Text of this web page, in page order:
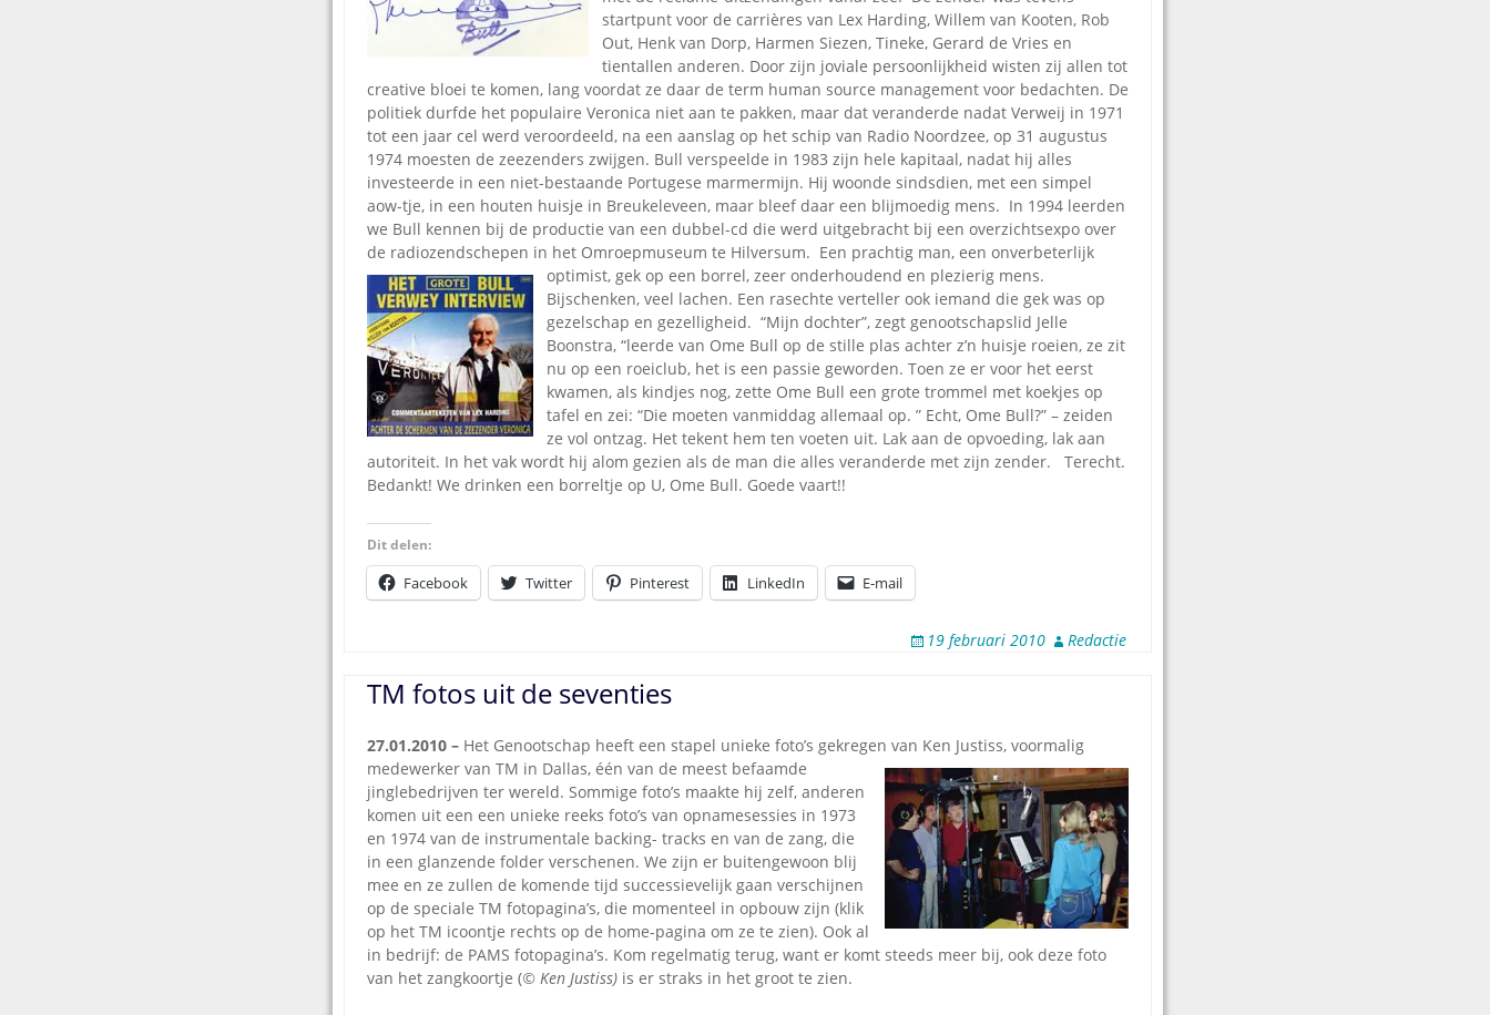
Omroepbanden
Stoomfluit Klaas
Vaak
Uitvinding
jinglecassette
startpunt voor de carrières van Lex Harding, Willem van Kooten, Rob
Out, Henk van Dorp, Harmen Siezen, Tineke, Gerard de Vries en
tientallen anderen. Door zijn joviale persoonlijkheid wisten zij allen tot
creative bloei te komen, lang voordat ze daar de term human source management voor bedachten. De
politiek durfde het populaire Veronica niet aan te pakken, maar dat veranderde nadat Verweij in 1971
tot een jaar cel werd veroordeeld, na een aanslag op het schip van Radio Noordzee, op 31 augustus
1974 moesten de zeezenders zwijgen. Bull verspeelde in 1983 zijn hele kapitaal, nadat hij alles
investeerde in een niet-bestaande Portugese marmermijn. Hij woonde sindsdien, met een simpel
aow-tje, in een houten huisje in Breukeleveen, maar bleef daar een blijmoedig mens. In 1994 leerden
we Bull kennen bij de productie van een dubbel-cd die werd uitgebracht bij een overzichtsexpo over
de radiozendschepen in het Omroepmuseum te Hilversum. Een prachtig man, een onverbeterlijk
optimist, gek op een borrel, zeer onderhoudend en plezierig mens.
Bijschenken, veel lachen. Een rasechte verteller ook iemand die gek was op
gezelschap en gezelligheid. “Mijn dochter”, zegt genootschapslid Jelle
Boonstra, “leerde van Ome Bull op de stille plas achter z’n huisje roeien, ze zit
nu op een roeiclub, het is een passie geworden. Toen ze er voor het eerst
kwamen, als kindjes nog, zette Ome Bull een grote trommel met koekjes op
tafel en zei: “Die moeten vanmiddag allemaal op. ” Echt, Ome Bull?” – zeiden
ze vol ontzag. Het tekent hem ten voeten uit. Lak aan de opvoeding, lak aan
autoriteit. In het vak wordt hij alom gezien als de man die alles veranderde met zijn zender. Terecht.
Bedankt! We drinken een borreltje op U, Ome Bull. Goede vaart!!
Dit delen:
Facebook Twitter Pinterest LinkedIn E-mail
19 februari 2010 Redactie
TM fotos uit de seventies
27.01.2010 – Het Genootschap heeft een stapel unieke foto’s gekregen van Ken Justiss, voormalig
medewerker van TM in Dallas, één van de meest befaamde
jinglebedrijven ter wereld. Sommige foto’s maakte hij zelf, anderen
komen uit een een unieke reeks foto’s van opnamesessies in 1973
en 1974 van de instrumentale backing- tracks en van de zang, die
in een glanzende folder verschenen. We zijn er buitengewoon blij
mee en ze zullen de komende tijd successievelijk gaan verschijnen
op de speciale TM fotopagina’s, die momenteel in opbouw zijn (klik
op het TM icoontje rechts op de home-pagina om ze te zien). Ook al
in bedrijf: de PAMS fotopagina’s. Kom regelmatig terug, want er komt steeds meer bij, ook deze foto
van het zangkoortje (© Ken Justiss) is er straks in het groot te zien.